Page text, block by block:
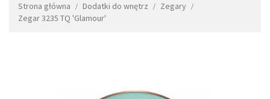
Strona główna Dodatki do wnętrz
Zegary
Zegar 3235 TQ 'Glamour'